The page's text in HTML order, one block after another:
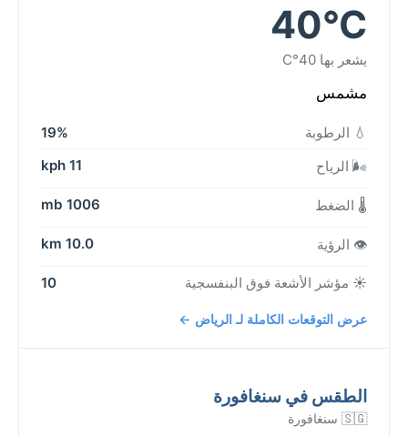
40°C
يشعر بها 40°C
مشمس
💧 الرطوبة
19%
🌬️ الرياح
11 kph
🌡️ الضغط 1006 mb
👁️ الرؤية 10.0 km
☀️ مؤشر الأشعة فوق البنفسجية 10
عرض التوقعات الكاملة لـ الرياض ←
الطقس في سنغافورة
🇸🇬 سنغافورة